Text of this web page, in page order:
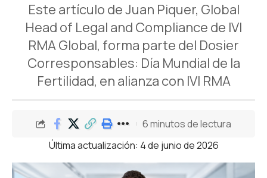
Este artículo de Juan Piquer, Global
Head of Legal and Compliance de IVI
RMA Global, forma parte del Dosier
Corresponsables: Día Mundial de la
Fertilidad, en alianza con IVI RMA
Última actualización: 4 de junio de 2026
6 minutos de lectura